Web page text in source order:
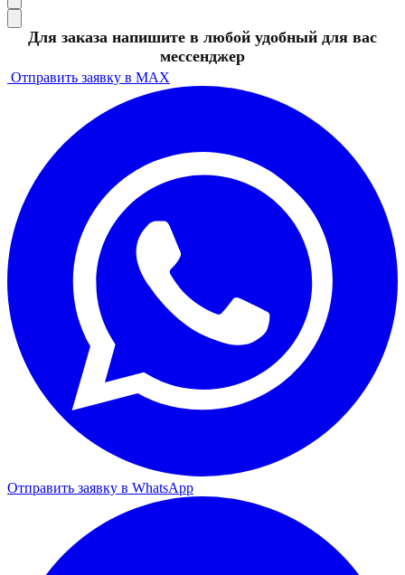
Для заказа напишите в любой удобный для вас
мессенджер
Отправить заявку в MAX
Отправить заявку в WhatsApp